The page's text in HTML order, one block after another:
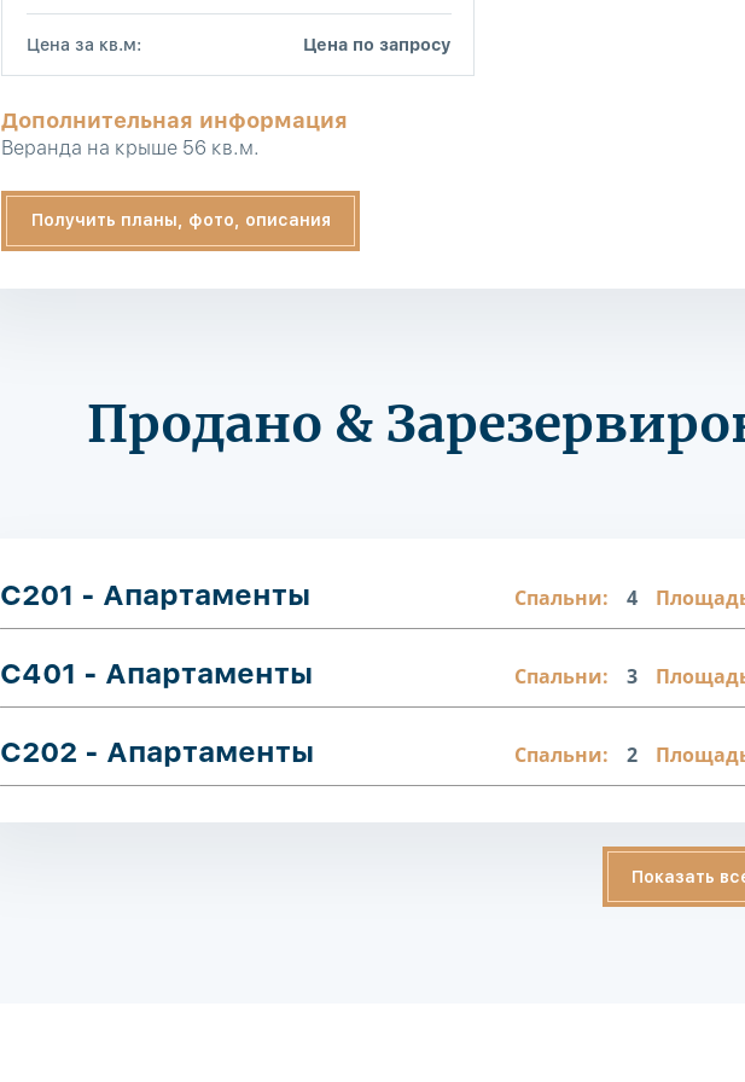
Цена за кв.м: Цена по запросу
Дополнительная информация
Веранда на крыше 56 кв.м.
Получить планы, фото, описания
Продано &
C201 - Апартаменты Спальни: 4
C401 - Апартаменты Спальни: 3
C202 - Апартаменты Спальни: 2
Показать